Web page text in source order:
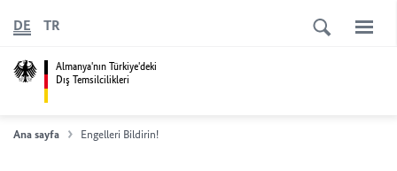
Almanya'nın Türkiye'deki
Dış Temsilcilikleri
DE TR
Ana sayfa Engelleri Bildirin!